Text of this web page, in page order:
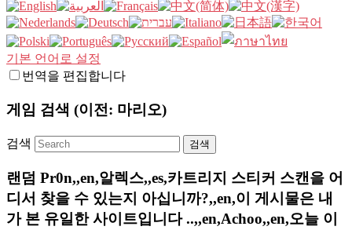
기본 언어로 설정
번역을 편집합니다
게임 검색 (이전: 마리오)
검색
랜덤 Pr0n,,en,알렉스,,es,카트리지 스티커 스캔을 어
디서 찾을 수 있는지 아십니까?,,en,이 게시물은 내
가 본 유일한 사이트입니다 ..,,en,Achoo,,en,오늘 이